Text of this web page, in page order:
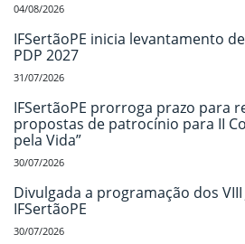
04/08/2026
IFSertãoPE inicia levantamento
PDP 2027
31/07/2026
IFSertãoPE prorroga prazo para
propostas de patrocínio para II
pela Vida”
30/07/2026
Divulgada a programação dos
IFSertãoPE
30/07/2026